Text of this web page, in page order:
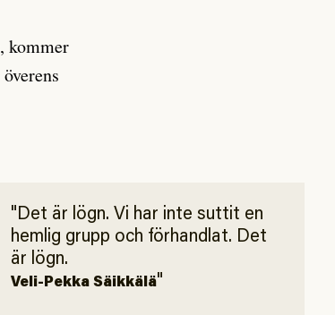
kommer
Det är lögn. Vi har inte suttit en
hemlig grupp och förhandlat. Det
är lögn.
Veli-Pekka Säikkälä